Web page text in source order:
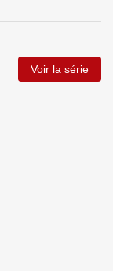
Voir la série